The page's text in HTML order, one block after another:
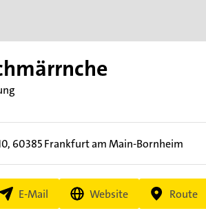
60385Frankfurt am Main-Bornheim
E-Mail Website Route